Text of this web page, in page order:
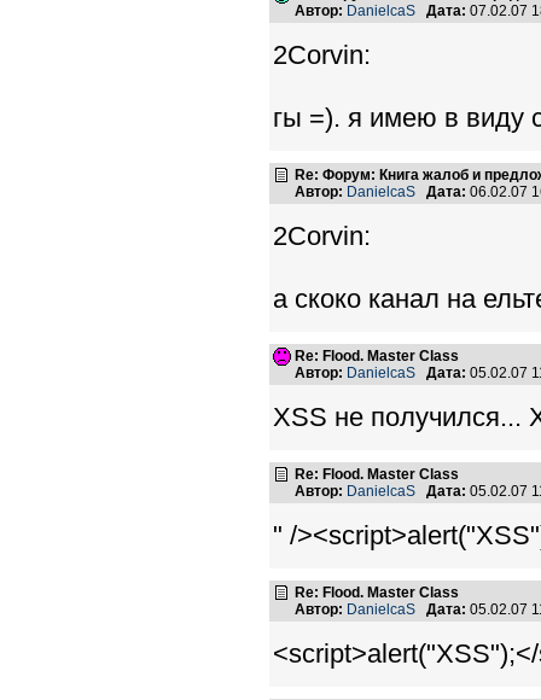
Автор: DanielcaS Дата: 07.02.07
2Corvin:
гы =). я имею в виду
Re: Форум: Книга жалоб и
Автор: DanielcaS Дата: 06.02.07
2Corvin:
а скоко канал на
Re: Flood. Master Class
Автор: DanielcaS Дата: 05.02.07
XSS не получился...
Re: Flood. Master Class
Автор: DanielcaS Дата: 05.02.07
" /
Re: Flood. Master Class
Автор: DanielcaS Дата: 05.02.07